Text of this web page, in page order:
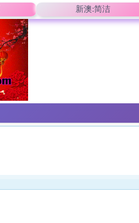
新澳:简洁